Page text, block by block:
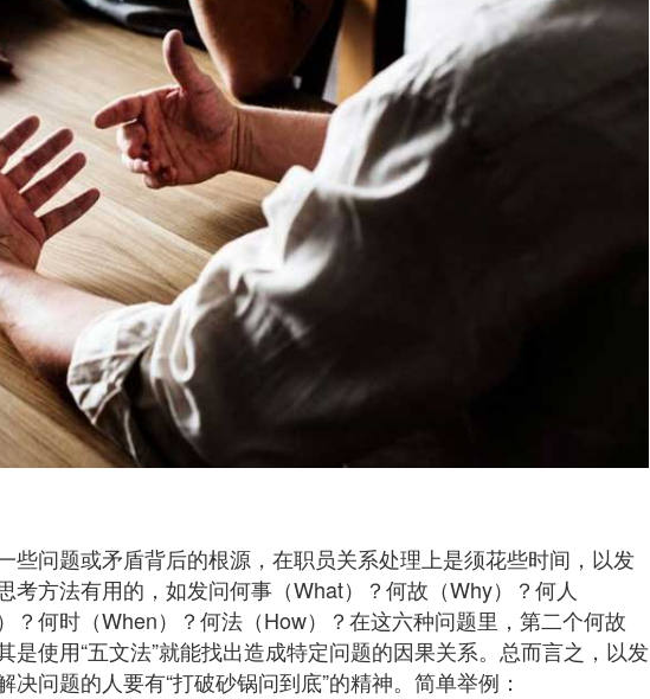
些问题或矛盾背后的根源，在职员关系处理上是须花些时间，以发
考方法有用的，如发问何事（What）？何故（Why）？何人
？何时（When）？何法（How）？在这六种问题里，第二个何故
是使用“五文法”就能找出造成特定问题的因果关系。总而言之，以发
问题的人要有“打破砂锅问到底”的精神。简单举例：